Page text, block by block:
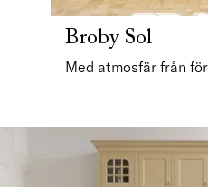
Broby Sol
Med atmosfär från